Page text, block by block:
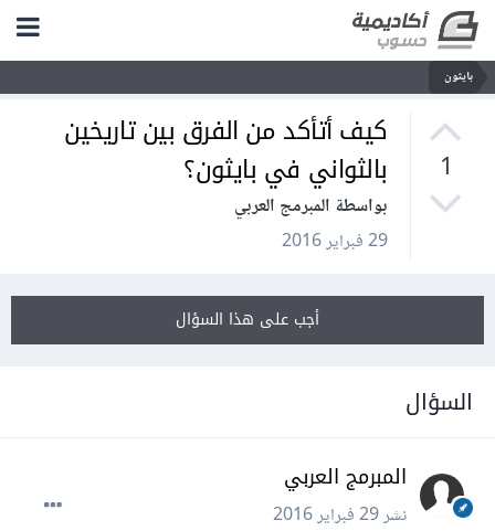
بايثون
1
كيف أتأكد من الفرق بين تاريخين
بالثواني في بايثون؟
بواسطة المبرمج العربي
29 فبراير 2016
أجب على هذا السؤال
السؤال
المبرمج العربي
نشر29 فبراير 2016